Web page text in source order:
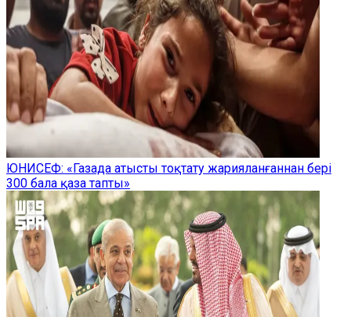
ЮНИСЕФ: «Газада атысты тоқтату жарияланғаннан бері
300 бала қаза тапты»